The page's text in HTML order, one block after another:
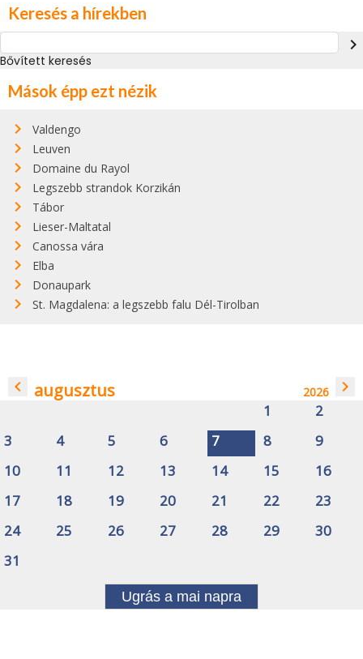
Keresés a hírekben
navigate_next
Bővített keresés
Mások épp ezt nézik
Valdengo
Leuven
Domaine du Rayol
Legszebb strandok Korzikán
Tábor
Lieser-Maltatal
Canossa vára
Elba
Donaupark
St. Magdalena: a legszebb falu Dél-Tirolban
navigate_before augusztus 2026 navigate_next
1
2
3
4 5 6 7 8
9
10
11 12 13 14 15
16
17
18 19 20 21 22
23
24
25 26 27 28 29
30
31
Ugrás a mai napra